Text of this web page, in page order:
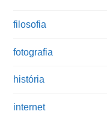
filosofia
fotografia
história
internet